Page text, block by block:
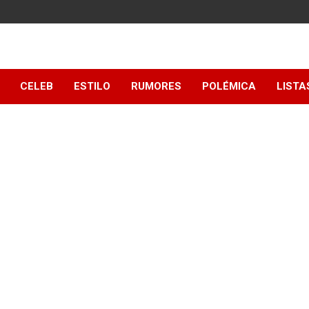
CELEB ESTILO RUMORES POLÉMICA